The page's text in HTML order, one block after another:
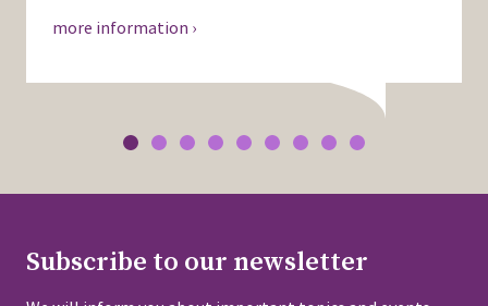
more information ›
Subscribe to our newsletter